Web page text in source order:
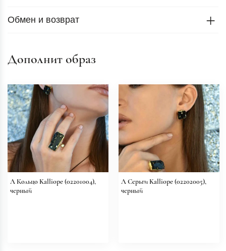
Обмен и возврат
Дополнит образ
Л Кольцо Kalliope (02201004),
черный
Л Серьги Kalliope (02202005),
черный